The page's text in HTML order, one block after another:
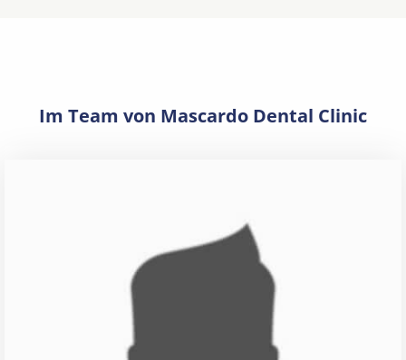
Im Team von Mascardo Dental Clinic